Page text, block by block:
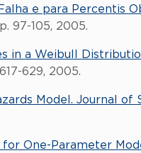
e para Percentis
97-105, 2005.
in a Weibull
629, 2005.
Model. Journal of
One-Parameter